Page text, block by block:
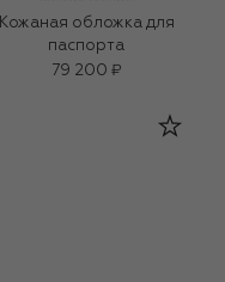
Кожаная обложка для
паспорта
79 200 ₽